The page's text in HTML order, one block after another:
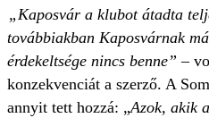
„Kaposvár a klubot átadta
továbbiakban Kaposvárnak
érdekeltsége nincs benne”–
konzekvenciát a szerző. A
annyit tett hozzá: „Azok, akik